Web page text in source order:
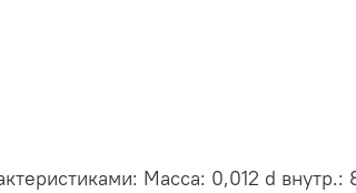
Масса: 0,012 d